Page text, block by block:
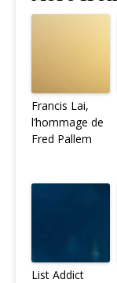
Francis Lai,
l’hommage de
Fred Pallem
List Addict